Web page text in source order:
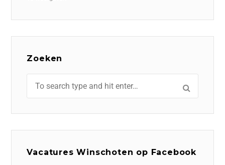
Zoeken
Vacatures Winschoten op Facebook